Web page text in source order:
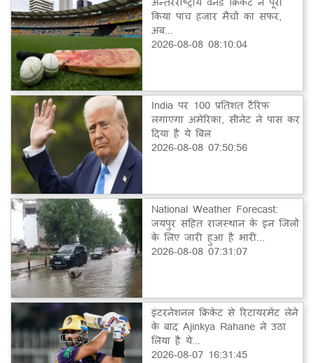
किया पांच हजार मैचों का सफर,
अब...
2026-08-08 08:10:04
India पर 100 प्रतिशत टैरिफ
लगाएगा अमेरिका, सीनेट ने पास कर
दिया है ये बिल
2026-08-08 07:50:56
National Weather Forecast:
जयपुर सहित राजस्थान के इन जिलों
के लिए जारी हुआ है भारी...
2026-08-08 07:31:07
इंटरनेशनल क्रिकेट से रिटायरमेंट लेने
के बाद Ajinkya Rahane ने उठा
लिया है ये...
2026-08-07 16:31:45